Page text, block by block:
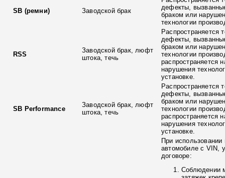
SB (ремни) Заводской брак
дефекты,
браком или
технологии
RSS
Заводской брак, люфт
штока, течь
Распространяется
дефекты,
браком или
технологии
распространяется
нарушения
установке.
SB Performance
Заводской брак, люфт
штока, течь
Распространяется
дефекты,
браком или
технологии
распространяется
нарушения
установке.
При использовании
автомобиле с VIN,
договоре:
Соблюдении